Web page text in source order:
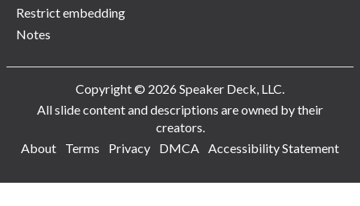
Restrict embedding
Notes
Copyright © 2026 Speaker Deck, LLC.
All slide content and descriptions are owned by their
creators.
About
Terms Privacy DMCA Accessibility Statement